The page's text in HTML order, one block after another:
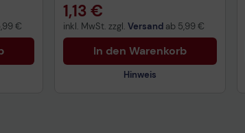
€
1,13 €
inkl. MwSt. zzgl. Versand ab 5,99 €
In den Warenkorb
Hinweis